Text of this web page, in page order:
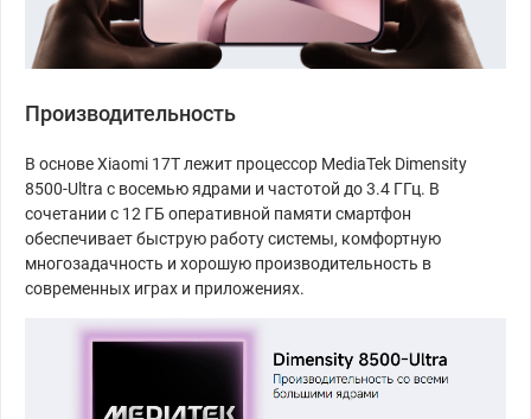
Производительность
В основе Xiaomi 17T лежит процессор MediaTek Dimensity
8500-Ultra с восемью ядрами и частотой до 3.4 ГГц. В
сочетании с 12 ГБ оперативной памяти смартфон
обеспечивает быструю работу системы, комфортную
многозадачность и хорошую производительность в
современных играх и приложениях.